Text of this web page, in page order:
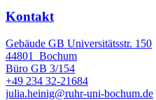
Kontakt
Gebäude GB Universitätsstr. 150
44801
Bochum
Büro GB 3/154
+49 234 32-21684
julia.heinig@ruhr-uni-bochum.de